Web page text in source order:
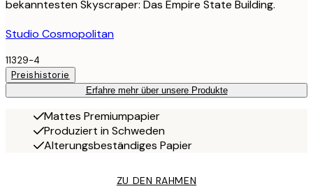
bekanntesten Skyscraper: Das Empire State Building.
Studio Cosmopolitan
11329-4
Preishistorie
Erfahre mehr über unsere Produkte
Mattes Premiumpapier
Produziert in Schweden
Alterungsbeständiges Papier
ZU DEN RAHMEN